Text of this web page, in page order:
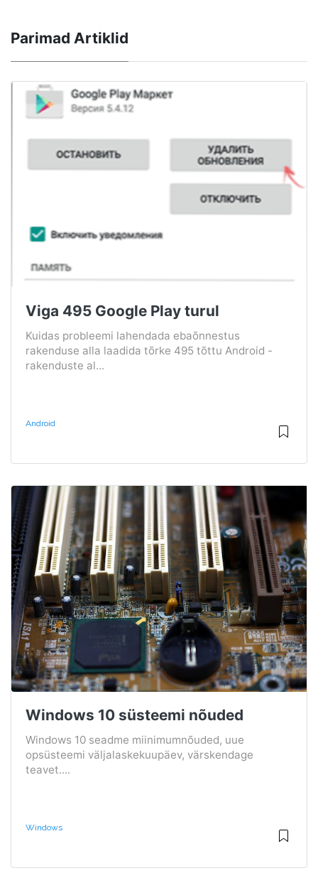
Parimad Artiklid
Viga 495 Google Play turul
Kuidas probleemi lahendada ebaõnnestus
rakenduse alla laadida tõrke 495 tõttu Android -
rakenduste al...
Android
Windows 10 süsteemi nõuded
Windows 10 seadme miinimumnõuded, uue
opsüsteemi väljalaskekuupäev, värskendage
teavet....
Windows